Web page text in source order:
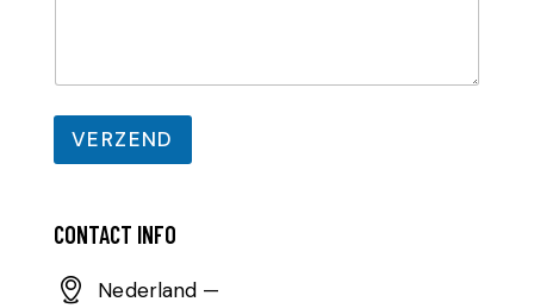
VERZEND
CONTACT INFO
Nederland —